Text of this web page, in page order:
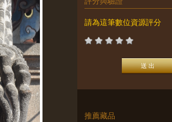
請為這筆數位資源評分
推薦藏品